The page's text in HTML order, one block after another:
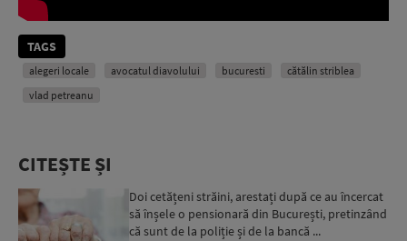
TAGS
alegeri locale avocatul diavolului bucuresti
cătălin striblea
vlad petreanu
CITEȘTE ȘI
Doi cetățeni străini, arestați după ce au încercat
să înșele o pensionară din București, pretinzând
că sunt de la poliție și de la bancă ...